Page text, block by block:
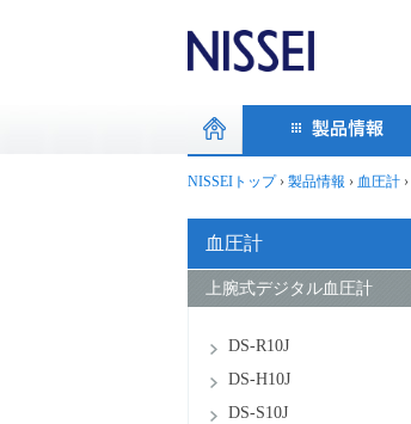
NISSEIトップ › 製品情報 › 血圧計 ›
血圧計
上腕式デジタル血圧計
DS-R10J
DS-H10J
DS-S10J